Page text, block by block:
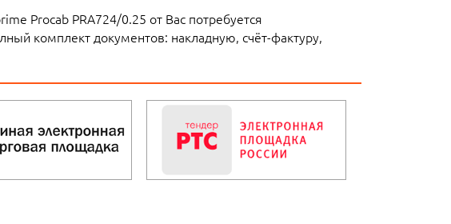
Procab PRA724/0.25 от Вас потребуется
комплект документов: накладную, счёт-фактуру,